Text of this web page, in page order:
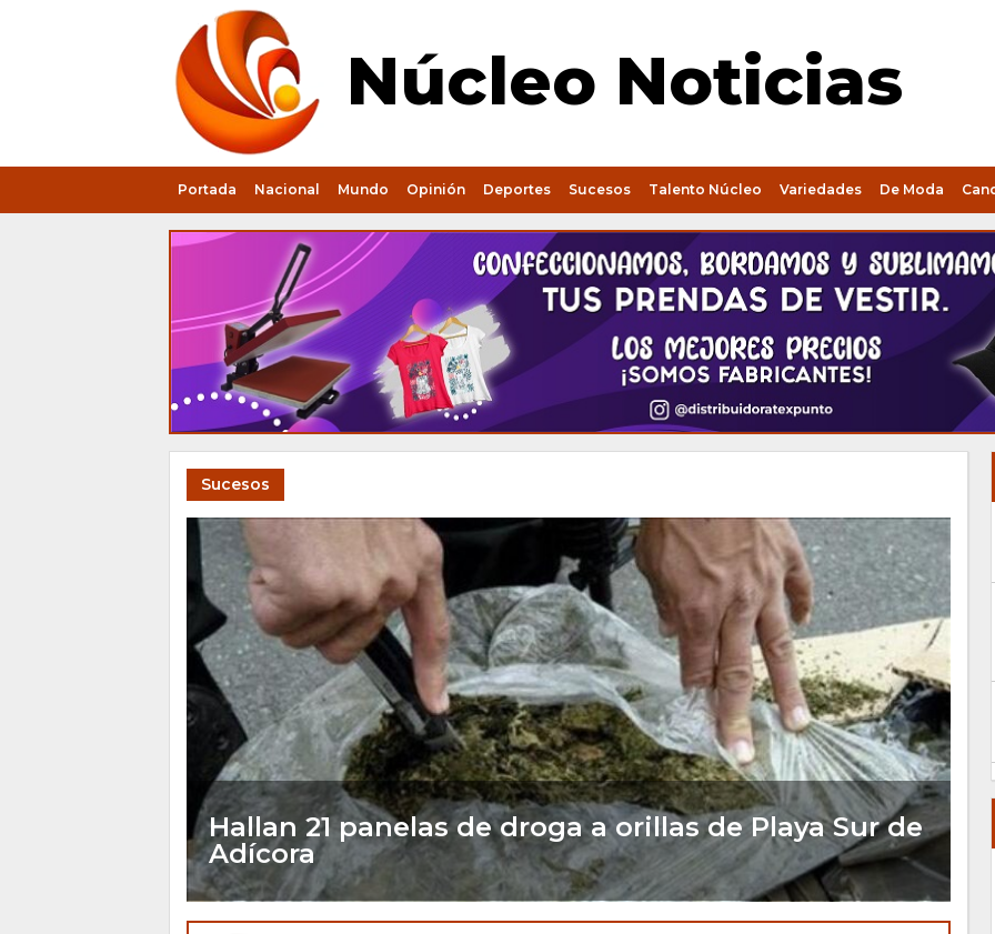
Núcleo Noticias
Portada Nacional Mundo Opinión Deportes Sucesos Talento Núcleo Variedades De Moda
Sucesos
Hallan 21 panelas de droga a orillas de Playa Sur de
Adícora